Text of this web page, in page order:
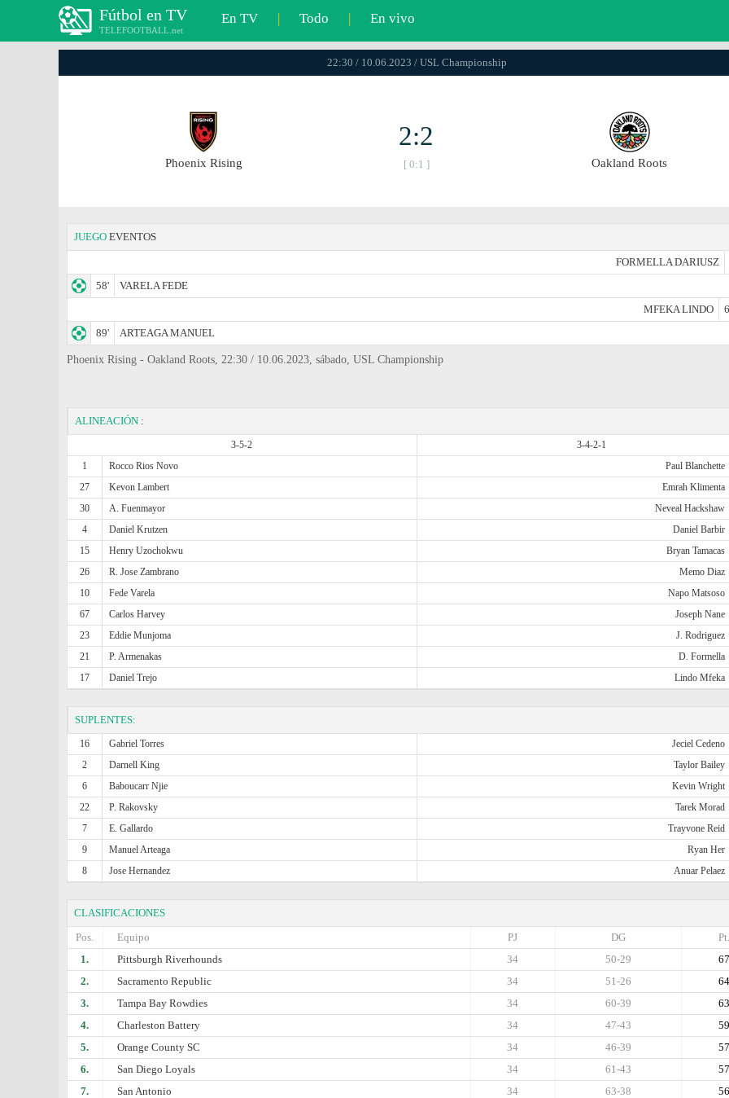
Fútbol en TV
TELEFOOTBALL.net
En TV | Todo | En vivo
22:30 / 10.06.2023 / USL Championship
Phoenix Rising
2:2
[ 0:1 ] Oakland Roots
JUEGO EVENTOS
FORMELLA DARIUSZ
58'
VARELA FEDE
MFEKA LINDO
89'
ARTEAGA MANUEL
Phoenix Rising - Oakland Roots, 22:30 / 10.06.2023, sábado, USL Championship
ALINEACIÓN :
3-5-2
3-4-2-1
1
Rocco Rios Novo
Paul Blanchette
27
Kevon Lambert
Emrah Klimenta
30
A. Fuenmayor
Neveal Hackshaw
4
Daniel Krutzen
Daniel Barbir
15
Henry Uzochokwu
Bryan Tamacas
26
R. Jose Zambrano
Memo Diaz
10
Fede Varela
Napo Matsoso
67
Carlos Harvey
Joseph Nane
23
Eddie Munjoma
J. Rodriguez
21
P. Armenakas
D. Formella
17
Daniel Trejo Lindo Mfeka
SUPLENTES:
16 Gabriel Torres
Jeciel Cedeno
2
Darnell King
Taylor Bailey
6
Baboucarr Njie
Kevin Wright
22
P. Rakovsky
Tarek Morad
7
E. Gallardo
Trayvone Reid
9
Manuel Arteaga
Ryan Her
8
Jose Hernandez Anuar Pelaez
CLASIFICACIONES
Pos.
Equipo Pt.
DG
PJ
1.
Pittsburgh Riverhounds 67
50-29
34
2.
Sacramento Republic 64
51-26
34
3.
Tampa Bay Rowdies 63
60-39
34
4.
Charleston Battery 59
47-43
34
5.
Orange County SC 57
46-39
34
6.
San Diego Loyals 57
61-43
34
7.
San Antonio 56
63-38
34